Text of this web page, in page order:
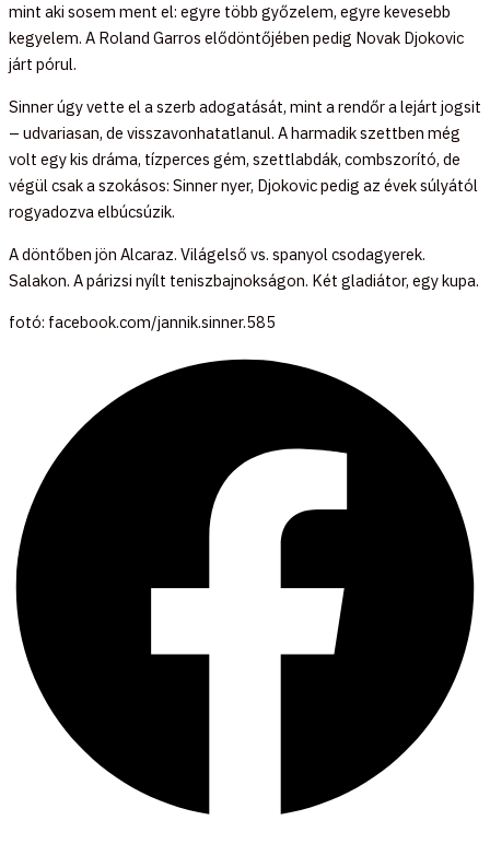
mint aki sosem ment el: egyre több győzelem, egyre kevesebb
kegyelem. A Roland Garros elődöntőjében pedig Novak Djokovic
járt pórul.
Sinner úgy vette el a szerb adogatását, mint a rendőr a lejárt jogsit
– udvariasan, de visszavonhatatlanul. A harmadik szettben még
volt egy kis dráma, tízperces gém, szettlabdák, combszorító, de
végül csak a szokásos: Sinner nyer, Djokovic pedig az évek súlyától
rogyadozva elbúcsúzik.
A döntőben jön Alcaraz. Világelső vs. spanyol csodagyerek.
Salakon. A párizsi nyílt teniszbajnokságon. Két gladiátor, egy kupa.
fotó: facebook.com/jannik.sinner.585